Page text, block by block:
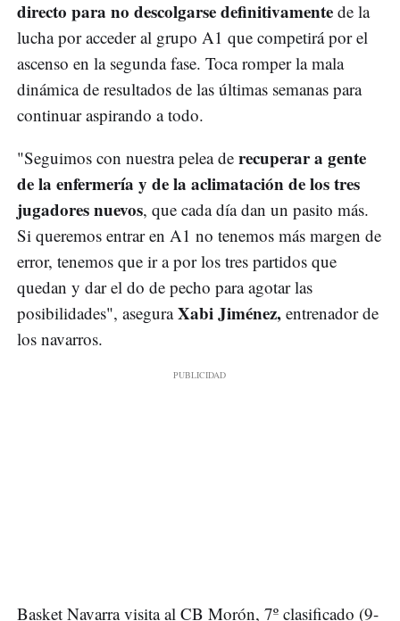
directo para no descolgarse definitivamente de la
lucha por acceder al grupo A1 que competirá por el
ascenso en la segunda fase. Toca romper la mala
dinámica de resultados de las últimas semanas para
continuar aspirando a todo.
"Seguimos con nuestra pelea de recuperar a gente
de la enfermería y de la aclimatación de los tres
jugadores nuevos, que cada día dan un pasito más.
Si queremos entrar en A1 no tenemos más margen de
error, tenemos que ir a por los tres partidos que
quedan y dar el do de pecho para agotar las
posibilidades", aseguraXabi Jiménez, entrenador de
los navarros.
Basket Navarra visita al CB Morón, 7º clasificado (9-